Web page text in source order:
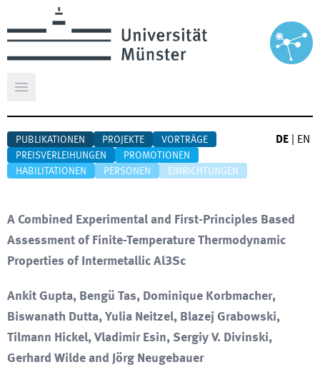
Hauptmenü öffnen
PUBLIKATIONEN PROJEKTE
VORTRÄGE
PREISVERLEIHUNGEN
PROMOTIONEN
HABILITATIONEN
PERSONEN EINRICHTUNGEN
DE EN
A Combined Experimental and First-Principles Based
Assessment of Finite-Temperature Thermodynamic
Properties of Intermetallic Al3Sc
Ankit Gupta, Bengü Tas, Dominique Korbmacher,
Biswanath Dutta, Yulia Neitzel, Blazej Grabowski,
Tilmann Hickel, Vladimir Esin, Sergiy V. Divinski,
Gerhard Wilde and Jörg Neugebauer